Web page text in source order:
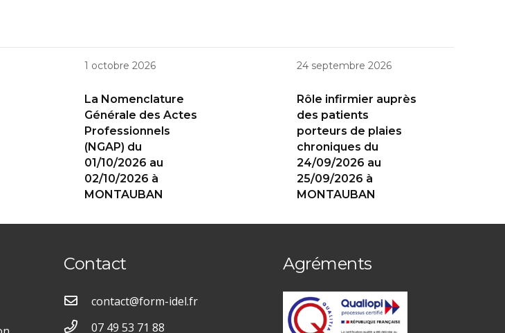
1 octobre 2026
La Nomenclature
Générale des Actes
Professionnels
(NGAP) du
01/10/2026 au
02/10/2026 à
MONTAUBAN
24 septembre 2026
Rôle infirmier auprès
des patients
porteurs de plaies
chroniques du
24/09/2026 au
25/09/2026 à
MONTAUBAN
Contact
contact@form-idel.fr
07 49 53 71 88
Agréments